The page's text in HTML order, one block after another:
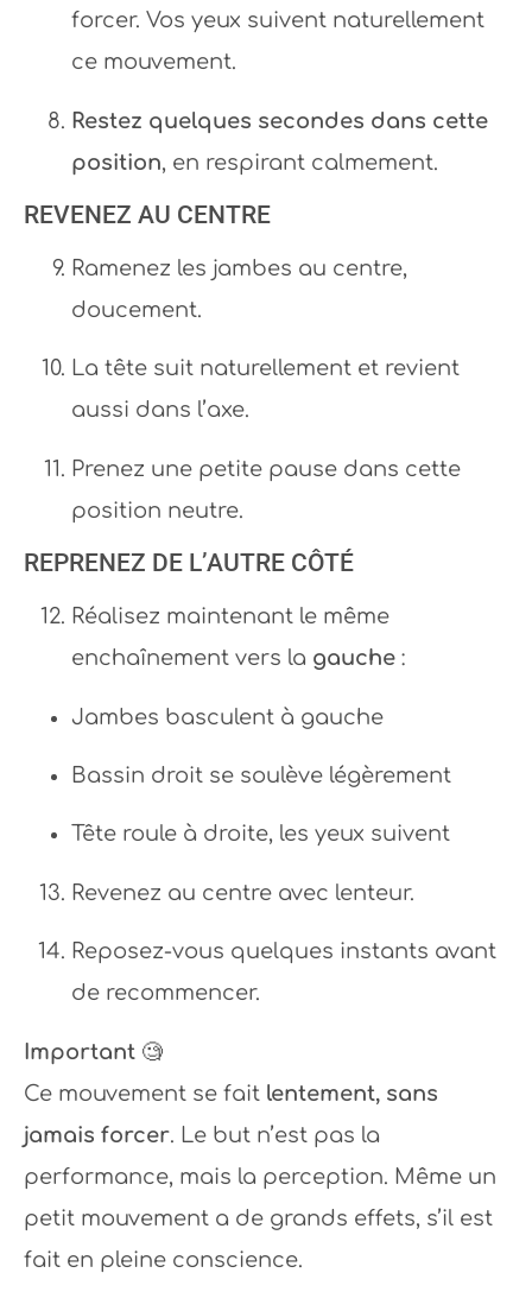
forcer. Vos yeux suivent naturellement
ce mouvement.
Restez quelques secondes dans cette
position, en respirant calmement.
REVENEZ AU CENTRE
Ramenez les jambes au centre,
doucement.
La tête suit naturellement et revient
aussi dans l’axe.
Prenez une petite pause dans cette
position neutre.
REPRENEZ DE L’AUTRE CÔTÉ
Réalisez maintenant le même
enchaînement vers la gauche :
Jambes basculent à gauche
Bassin droit se soulève légèrement
Tête roule à droite, les yeux suivent
Revenez au centre avec lenteur.
Reposez-vous quelques instants avant
de recommencer.
Important 🧐
Ce mouvement se fait lentement, sans
jamais forcer. Le but n’est pas la
performance, mais la perception. Même un
petit mouvement a de grands effets, s’il est
fait en pleine conscience.